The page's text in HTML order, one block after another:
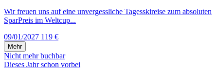
Wir freuen uns auf eine unvergessliche Tagesskireise zum absoluten
SparPreis im Weltcup...
09/01/2027 119 €
Mehr
Nicht mehr buchbar
Dieses Jahr schon vorbei